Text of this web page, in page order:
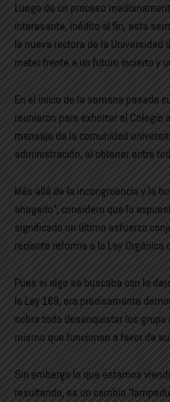
Luego de un proceso
interesante, inédito al fin, esta
la nueva rectora de la
mater frente a un futuro incierto y
En el inicio de la semana pasada
reunieron para exhortar al Colegio
mensaje de la comunidad
administración, al obtener entre
Más allá de la incongruencia y la
ahogado”, considero que lo
significado un último esfuerzo
reciente reforma a la Ley Orgánica
Pues si algo se buscaba con la
la Ley 169, era precisamente
sobre todo desenquistar los
mismo que funcionan a favor de
Sin embargo lo que estamos
resultando, es un cambio